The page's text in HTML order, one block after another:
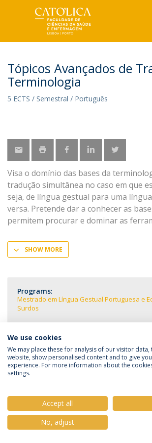
Tópicos Avançados de
Terminologia
5 ECTS / Semestral / Português
Visa o domínio das bases da
tradução simultânea no caso em que
seja, de língua gestual para uma
versa. Pretende dar a conhecer as
permitem procurar e dominar as
SHOW MORE
Programs:
Mestrado em Língua Gestual Portuguesa e
Surdos
Política de Privacidade
Termos e
Direitos do Titular dos
© 2026 Universidade Católica
We use cookies
We may place these for analysis of our visitor
website, show personalised content and to give
experience. For more information about the
settings.
Accept all
No, adjust